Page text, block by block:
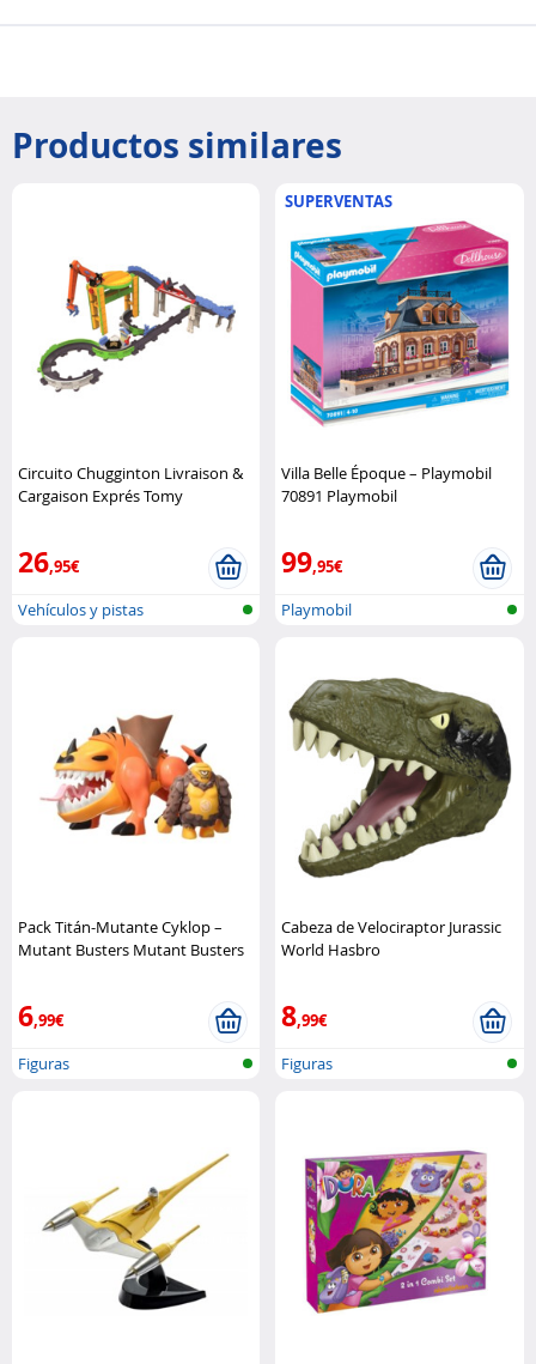
Productos similares
Circuito Chugginton Livraison &
Cargaison Exprés Tomy
26,95€
Vehículos y pistas
SUPERVENTAS
Villa Belle Époque – Playmobil
70891 Playmobil
99,95€
Playmobil
Pack Titán-Mutante Cyklop –
Mutant Busters Mutant Busters
6,99€
Figuras
Cabeza de Velociraptor Jurassic
World Hasbro
8,99€
Figuras